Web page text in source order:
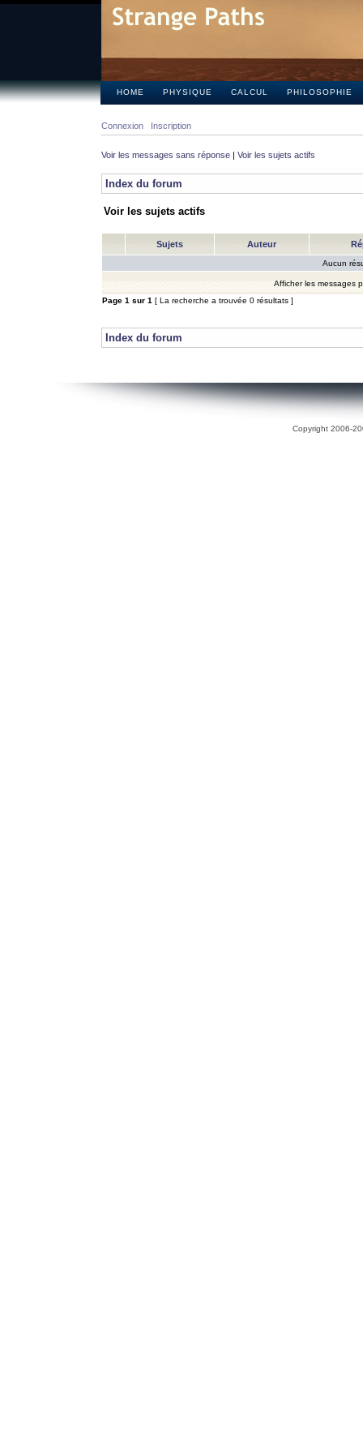
HOME PHYSIQUE CALCUL PHILOSOPHIE
Connexion Inscription
Voir les messages sans réponse | Voir les sujets actifs
Index du forum
Voir les sujets actifs
Sujets Auteur
Aucun
Afficher les messages
Page 1 sur 1 [ La recherche a trouvée 0 résultats ]
Index du forum
Copyright 2006-